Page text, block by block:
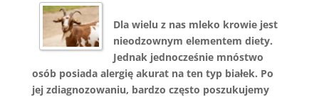
Dla wielu z nas mleko krowie jest
nieodzownym elementem diety.
Jednak jednocześnie mnóstwo
osób posiada alergię akurat na ten typ białek. Po
jej zdiagnozowaniu, bardzo często poszukujemy